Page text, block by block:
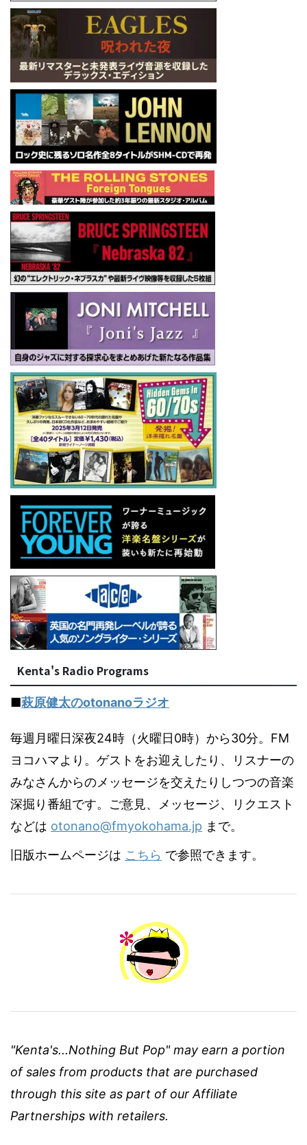
Kenta's Radio Programs
■萩原健太のotonanoラジオ
毎週月曜日深夜24時（火曜日0時）から30分。FM
ヨコハマより。ゲストをお迎えしたり、リスナーの
みなさんからのメッセージを交えたりしつつの音楽
深掘り番組です。ご意見、メッセージ、リクエスト
などは otonano@fmyokohama.jp まで。
旧版ホームページは こちら で参照できます。
"Kenta's...Nothing But Pop" may earn a portion
of sales from products that are purchased
through this site as part of our Affiliate
Partnerships with retailers.